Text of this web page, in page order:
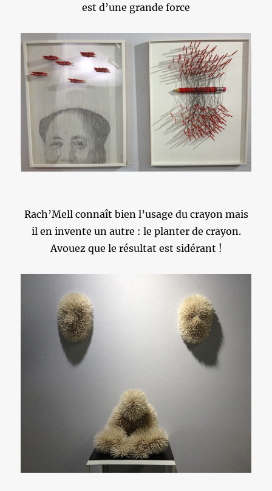
est d’une grande force
Rach’Mell connaît bien l’usage du crayon mais
il en invente un autre : le planter de crayon.
Avouez que le résultat est sidérant !